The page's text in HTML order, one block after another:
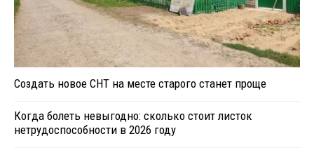
Создать новое СНТ на месте старого станет проще
Когда болеть невыгодно: сколько стоит листок
нетрудоспособности в 2026 году